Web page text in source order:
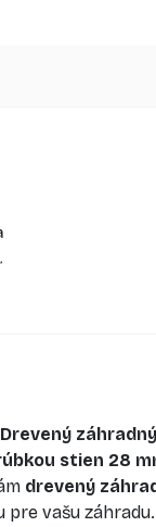
stien 28
drevený
pre vašu